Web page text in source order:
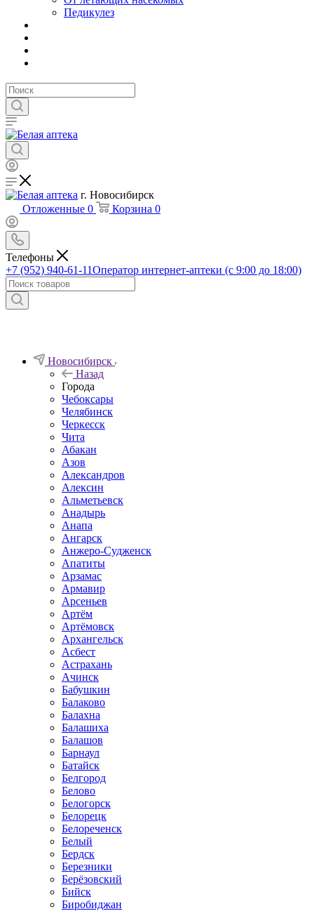
Педикулез
г. Новосибирск
Отложенные 0 Корзина 0
Телефоны
+7 (952) 940-61-11Оператор интернет-аптеки (с 9:00 до 18:00)
Новосибирск
Назад
Города
Чебоксары
Челябинск
Черкесск
Чита
Абакан
Азов
Александров
Алексин
Альметьевск
Анадырь
Анапа
Ангарск
Анжеро-Судженск
Апатиты
Арзамас
Армавир
Арсеньев
Артём
Артёмовск
Архангельск
Асбест
Астрахань
Ачинск
Бабушкин
Балаково
Балахна
Балашиха
Балашов
Барнаул
Батайск
Белгород
Белово
Белогорск
Белорецк
Белореченск
Белый
Бердск
Березники
Берёзовский
Бийск
Биробиджан